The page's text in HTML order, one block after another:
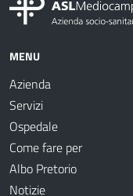
MENU
Azienda
Servizi
Ospedale
Come fare per
Albo Pretorio
Notizie